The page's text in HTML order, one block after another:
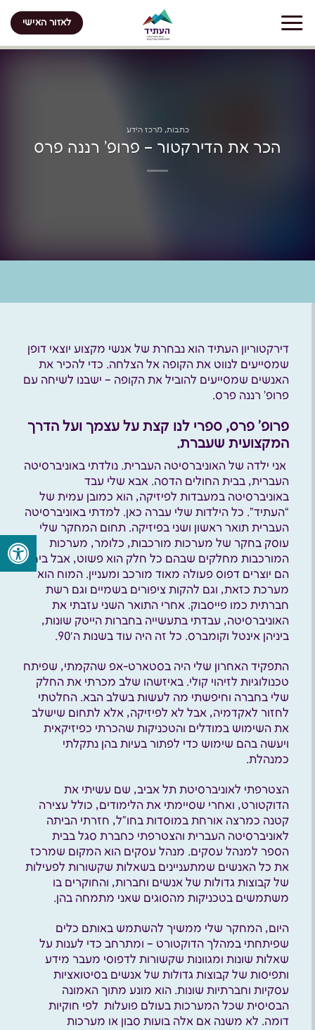
content
לאזור האישי
כתבות,מרכז הידע
הכר את הדירקטור – פרופ’ רננה פרס
דירקטוריון העתיד הוא נבחרת של אנשי מקצוע יוצאי דופן
שמסייעים לנווט את הקופה אל הצלחה. כדי להכיר את
האנשים שמסייעים להוביל את הקופה – ישבנו לשיחה עם
פרופ’ רננה פרס.
פרופ’ פרס, ספרי לנו קצת על עצמך ועל הדרך
המקצועית שעברת.
אני ילדה של האוניברסיטה העברית. נולדתי באוניברסיטה
העברית, בבית החולים הדסה. אבא שלי עבד
באוניברסיטה במעבדות לפיזיקה, הוא כמובן עמית של
“העתיד”. כל הילדות שלי עברה כאן. למדתי באוניברסיטה
העברית תואר ראשון ושני בפיזיקה. תחום המחקר שלי
עוסק בחקר של מערכות מורכבות, כלומר, מערכות
המורכבות מחלקים שבהם כל חלק הוא פשוט, אבל ביחד
הם יוצרים דפוס פעולה מאוד מורכב ומעניין. המוח הוא
מערכת כזאת, וגם להקות ציפורים בשמיים וגם רשת
חברתית כמו פייסבוק. אחרי התואר השני עזבתי את
האוניברסיטה, עבדתי בתעשייה בחברות הייטק שונות,
ביניהן אינטל וקומברס. כל זה היה עוד בשנות ה90′.
התפקיד האחרון שלי היה בסטארט-אפ שהקמתי, שפיתח
טכנולוגיות לזיהוי קולי. באיזשהו שלב מכרתי את החלק
שלי בחברה וחיפשתי מה לעשות בשלב הבא. החלטתי
לחזור לאקדמיה, אבל לא לפיזיקה, אלא לתחום שישלב
את השימוש במודלים והטכניקות שהכרתי כפיזיקאית
ויעשה בהם שימוש כדי לפתור בעיות בהן נתקלתי
כמנהלת.
הצטרפתי לאוניברסיטת תל אביב, שם עשיתי את
הדוקטורט, ואחרי שסיימתי את הלימודים, כולל עצירה
קטנה כמרצה אורחת במוסדות בחו”ל, חזרתי הביתה
לאוניברסיטה העברית והצטרפתי כחברת סגל בבית
הספר למנהל עסקים. מנהל עסקים הוא המקום שמרכז
את כל האנשים שמתעניינים בשאלות שקשורות לפעילות
של קבוצות גדולות של אנשים וחברות, והחוקרים בו
משתמשים בטכניקות מהסוגים שאני מתמחה בהן.
היום, המחקר שלי ממשיך להשתמש באותם כלים
שפיתחתי במהלך הדוקטורט – ומתרחב כדי לענות על
שאלות שונות ומגוונות שקשורות לדפוסי מעבר מידע
ותפיסות של קבוצות גדולות של אנשים בסיטואציות
עסקיות וחברתיות שונות. הוא מונע מתוך האמונה
הבסיסית שכל המערכות בעולם פועלות לפי חוקיות
דומה. לא משנה אם אלה בועות סבון או מערכות